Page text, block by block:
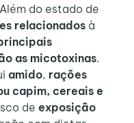
do estado de
relacionadosà
as micotoxinas.
amido, rações
capim, cereais e
de exposição